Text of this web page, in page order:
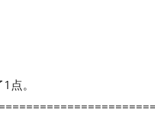
点。